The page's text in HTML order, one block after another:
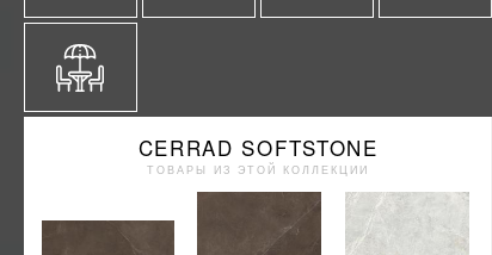
CERRAD SOFTSTONE
ТОВАРЫ ИЗ ЭТОЙ КОЛЛЕКЦИИ